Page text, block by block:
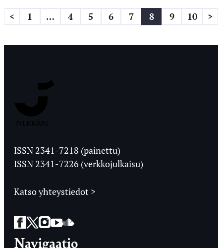
Artikkelien
sivutus
< 1 … 4 5 6 7 8 9 10 >
Ylioppilaslehti
ISSN 2341-7218 (painettu)
ISSN 2341-7226 (verkkojulkaisu)
Katso yhteystiedot >
Facebook
Twitter
Instagram
YouTube
SoundCloud
Navigaatio